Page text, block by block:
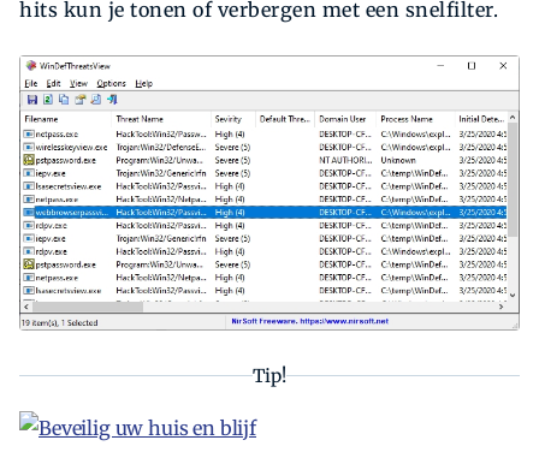
hits kun je tonen of verbergen met een snelfilter.
Tip!